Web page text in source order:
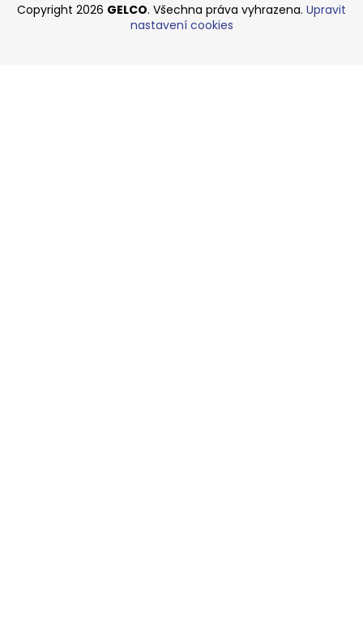
Copyright 2026 GELCO. Všechna práva vyhrazena. Upravit
nastavení cookies